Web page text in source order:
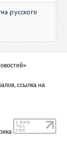
русского
ссылка на